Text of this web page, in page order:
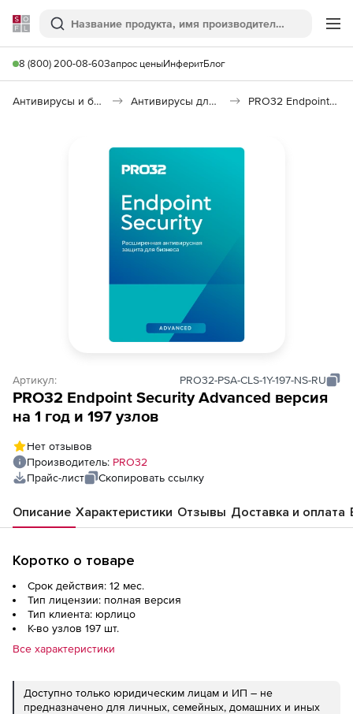
Softline
Поиск
8 (800) 200-08-60Запрос ценыИнферитБлог
Антивирусы и безопасность Антивирусы для организаций PRO32 Endpoint Security Advanced
Артикул: PRO32-PSA-CLS-1Y-197-NS-RU
PRO32 Endpoint Security Advanced версия
на 1 год и 197 узлов
Нет отзывов
Производитель: PRO32
Прайс-лист
Скопировать ссылку
Описание Характеристики Отзывы Доставка и оплата
Коротко о товаре
Срок действия: 12 мес.
Тип лицензии: полная версия
Тип клиента: юрлицо
К-во узлов 197 шт.
Все характеристики
Доступно только юридическим лицам и ИП – не
предназначено для личных, семейных, домашних и иных